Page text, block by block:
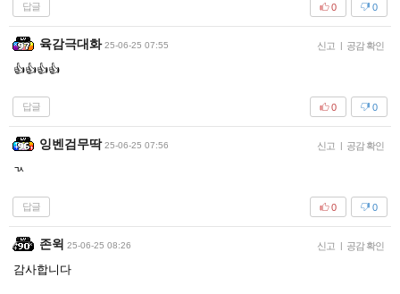
답글 0
0
육감극대화 25-06-25 07:55 신고 | 공감 확인
👍👍👍👍
답글 0
0
잉벤검무딱 25-06-25 07:56 신고 | 공감 확인
ㄳ
답글 0
0
존윅 25-06-25 08:26 신고 | 공감 확인
감사합니다